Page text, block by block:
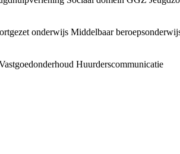
onderwijs Middelbaar
Huurderscommunicatie